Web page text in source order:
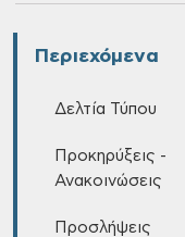
Περιεχόμενα
Δελτία Τύπου
Προκηρύξεις -
Ανακοινώσεις
Προσλήψεις